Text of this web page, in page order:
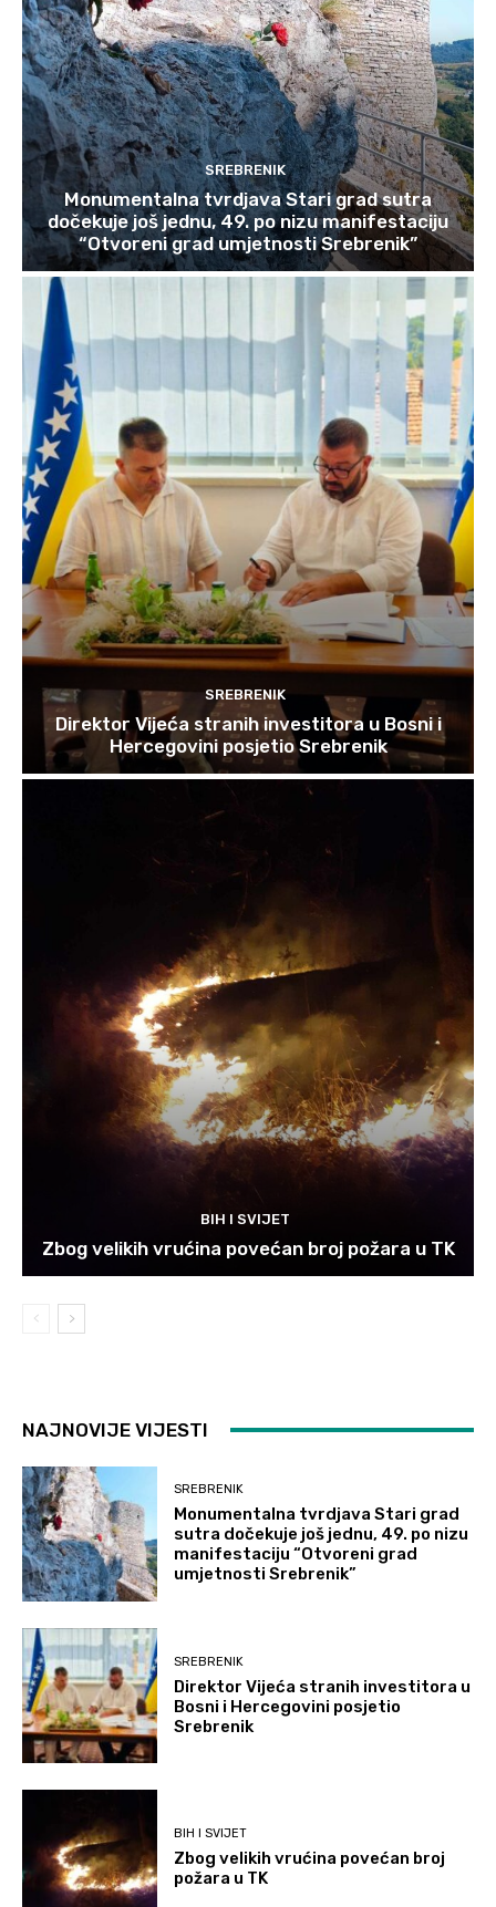
SREBRENIK
Monumentalna tvrdjava Stari grad sutra
dočekuje još jednu, 49. po nizu manifestaciju
“Otvoreni grad umjetnosti Srebrenik”
SREBRENIK
Direktor Vijeća stranih investitora u Bosni i
Hercegovini posjetio Srebrenik
BIH I SVIJET
Zbog velikih vrućina povećan broj požara u TK
NAJNOVIJE VIJESTI
SREBRENIK
Monumentalna tvrdjava Stari grad
sutra dočekuje još jednu, 49. po nizu
manifestaciju “Otvoreni grad
umjetnosti Srebrenik”
SREBRENIK
Direktor Vijeća stranih investitora u
Bosni i Hercegovini posjetio
Srebrenik
BIH I SVIJET
Zbog velikih vrućina povećan broj
požara u TK